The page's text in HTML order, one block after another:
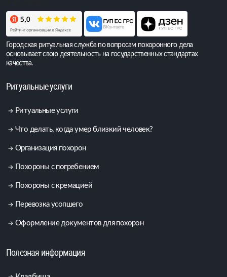
Городская ритуальная служба по вопросам похоронного дела
основывает свою деятельность на государственных стандартах
качества.
Ритуальные услуги
Ритуальные услуги
Что делать, когда умер близкий человек?
Организация похорон
Похороны с погребением
Похороны с кремацией
Перевозка усопшего
Оформление документов для похорон
Полезная информация